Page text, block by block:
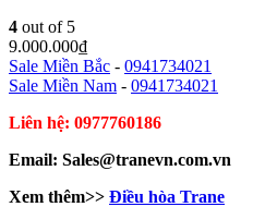
4 out of 5
9.000.000₫
Sale Miền Bắc - 0941734021
Sale Miền Nam - 0941734021
Liên hệ: 0977760186
Email: Sales@tranevn.com.vn
Xem thêm>> Điều hòa Trane